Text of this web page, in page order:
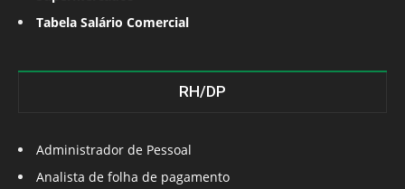
Tabela Salário Comercial
RH/DP
Administrador de Pessoal
Analista de folha de pagamento